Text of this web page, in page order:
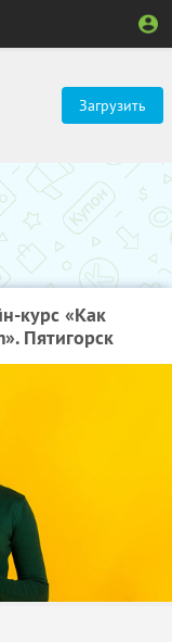
Загрузить
курс «Как
Пятигорск